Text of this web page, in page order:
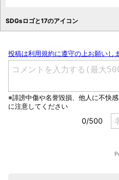
SDGsロゴと17のアイコン